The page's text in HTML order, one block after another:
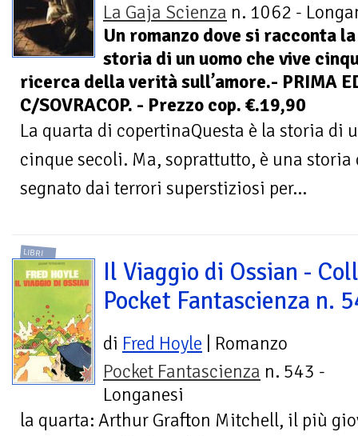
La Gaja Scienza n. 1062 -
Un romanzo dove si racconta la
storia di un uomo che vive
ricerca della verità sull’amore.- PRIMA
C/SOVRACOP. - Prezzo cop. €.19,90
La quarta di copertinaQuesta è la storia di
cinque secoli. Ma, soprattutto, è una storia
segnato dai terrori superstiziosi per...
LIBRI
Il Viaggio di Ossian -
Pocket Fantascienza n.
di Fred Hoyle | Romanzo
Pocket Fantascienza n. 543 -
Longanesi
la quarta: Arthur Grafton Mitchell, il più